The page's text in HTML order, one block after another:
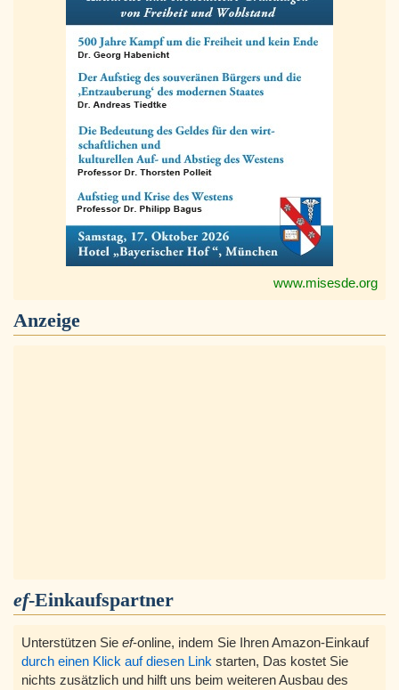
www.misesde.org
Anzeige
ef-Einkaufspartner
Unterstützen Sie ef-online, indem Sie Ihren Amazon-Einkauf
durch einen Klick auf diesen Link starten, Das kostet Sie
nichts zusätzlich und hilft uns beim weiteren Ausbau des